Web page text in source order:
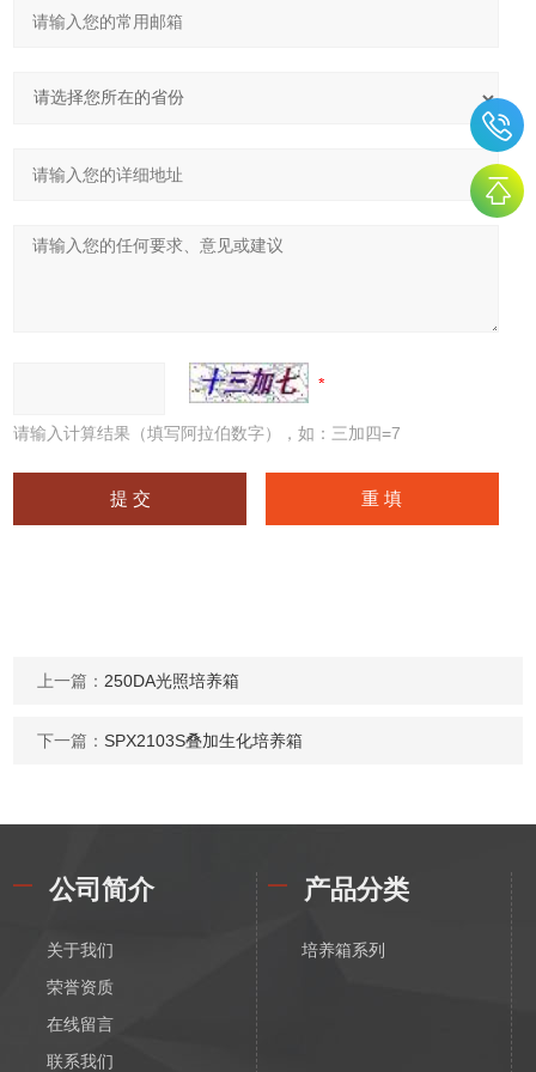
请输入计算结果（填写阿拉伯数字），如：三加四=7
上一篇： 250DA光照培养箱
下一篇： SPX2103S叠加生化培养箱
公司简介
关于我们
荣誉资质
在线留言
联系我们
产品分类
培养箱系列